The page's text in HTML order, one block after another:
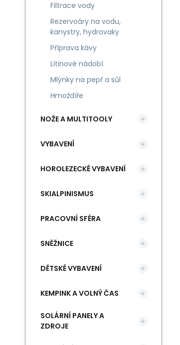
Filtrace vody
Rezervoáry na vodu,
kanystry, hydrovaky
Příprava kávy
Litinové nádobí
Mlýnky na pepř a sůl
Hmoždíře
NOŽE A MULTITOOLY
VYBAVENÍ
HOROLEZECKÉ VYBAVENÍ
SKIALPINISMUS
PRACOVNÍ SFÉRA
SNĚŽNICE
DĚTSKÉ VYBAVENÍ
KEMPINK A VOLNÝ ČAS
SOLÁRNÍ PANELY A
ZDROJE